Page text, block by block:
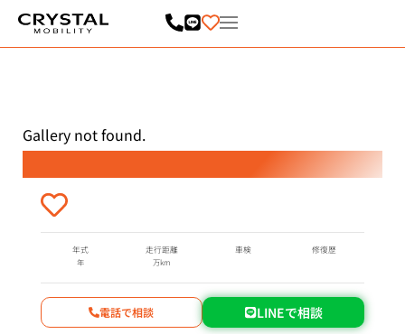
ッ
Gallery not found.
年式
年
走行距離
万km
車検 修復歴
電話で相談 LINEで相談